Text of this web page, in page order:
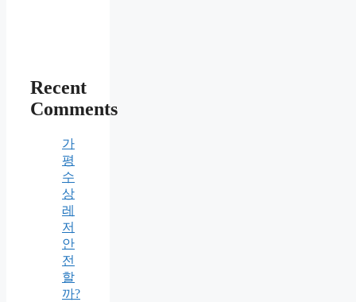
Recent
Comments
가
평
수
상
레
저
안
전
할
까?